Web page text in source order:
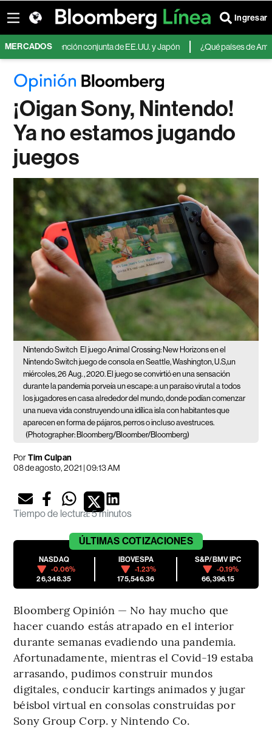
Ingresar
MERCADOS
intervención conjunta de EE.UU. y Japón ¿Qué países de América
¡Oigan Sony, Nintendo!
Ya no estamos jugando
juegos
Nintendo Switch El juego Animal Crossing: New Horizons en el
Nintendo Switch juego de consola en Seattle, Washington, U.S,un
miércoles, 26 Aug. , 2020. El juego se convirtió en una sensación
durante la pandemia porveía un escape: a un paraíso virutal a todos
los jugadores en casa alrededor del mundo, donde podían comenzar
una nueva vida construyendo una idílica isla con habitantes que
aparecen en forma de pájaros, perros o incluso avestruces.
(Photographer: Bloomberg/Bloomber/Bloomberg)
PorTim Culpan
08 de agosto, 2021 | 09:13 AM
Tiempo de lectura:5 minutos
ÚLTIMAS COTIZACIONES
NASDAQ
-0.06%
26,348.35
IBOVESPA
-1.23%
175,546.36
S&P/BMV IPC
-0.19%
66,396.15
Bloomberg Opinión — No hay mucho que
hacer cuando estás atrapado en el interior
durante semanas evadiendo una pandemia.
Afortunadamente, mientras el Covid-19 estaba
arrasando, pudimos construir mundos
digitales, conducir kartings animados y jugar
béisbol virtual en consolas construidas por
Sony Group Corp. y Nintendo Co.